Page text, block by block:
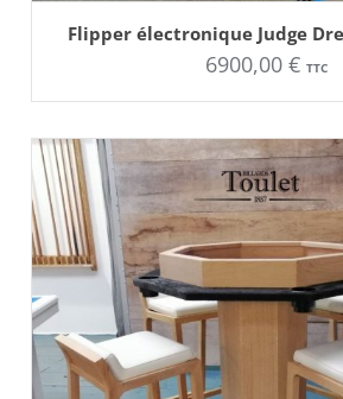
Flipper électronique Judge
6900,00 € TTC